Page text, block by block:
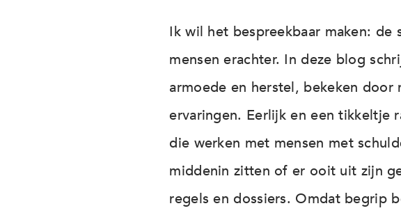
Ik wil het bespreekbaar maken: de
mensen erachter. In deze blog
armoede en herstel, bekeken
ervaringen. Eerlijk en een tikkeltje
die werken met mensen met
middenin zitten of er ooit uit zijn
regels en dossiers. Omdat begrip